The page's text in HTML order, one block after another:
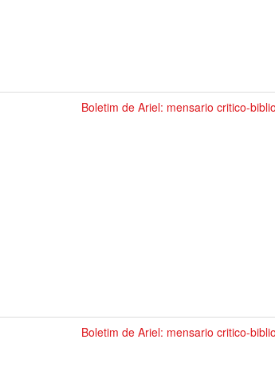
Boletim de Ariel: mensario critico-
Boletim de Ariel: mensario critico-